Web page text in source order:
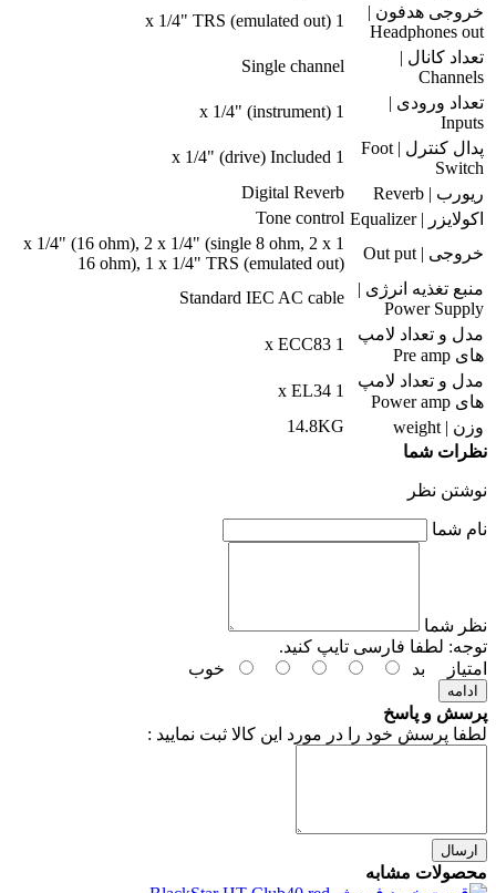
خروجی هدفون |
Headphones out
1 x 1/4" TRS (emulated out)
تعداد کانال |
Channels
Single channel
تعداد ورودی |
Inputs
1 x 1/4" (instrument)
پدال کنترل | Foot
Switch
1 x 1/4" (drive) Included
ریورب | Reverb
Digital Reverb
اکولایزر | Equalizer
Tone control
خروجی | Out put
1 x 1/4" (16 ohm), 2 x 1/4" (single 8 ohm, 2 x
16 ohm), 1 x 1/4" TRS (emulated out)
منبع تغذیه انرژی |
Power Supply
Standard IEC AC cable
مدل و تعداد لامپ
های Pre amp
1 x ECC83
مدل و تعداد لامپ
های Power amp
1 x EL34
وزن | weight
14.8KG
نظرات شما
نوشتن نظر
نام شما
نظر شما
توجه: لطفا فارسی تایپ کنید.
امتیاز
بد خوب
ادامه
پرسش و پاسخ
لطفا پرسش خود را در مورد این کالا ثبت نمایید :
ارسال
محصولات مشابه